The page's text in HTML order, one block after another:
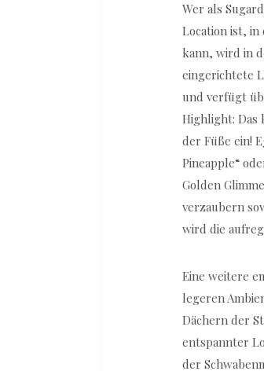
Wer als
Location ist, in
kann, wird in
eingerichtete
und verfügt
Highlight: Das
der Füße ein!
Pineapple“
Golden
verzaubern
wird die
Eine weitere
legeren
Dächern der
entspannter
der